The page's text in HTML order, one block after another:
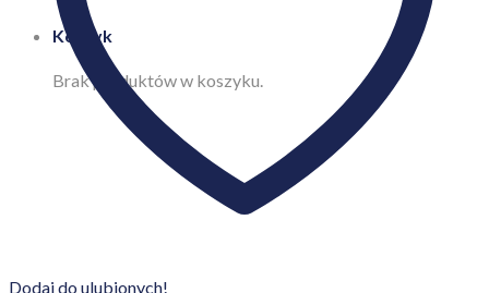
Koszyk
Brak produktów w koszyku.
Dodaj do ulubionych!